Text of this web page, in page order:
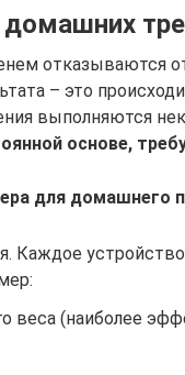
домашних
отказываются
– это
выполняются
основе,
для домашнего
Каждое
веса (наиболее